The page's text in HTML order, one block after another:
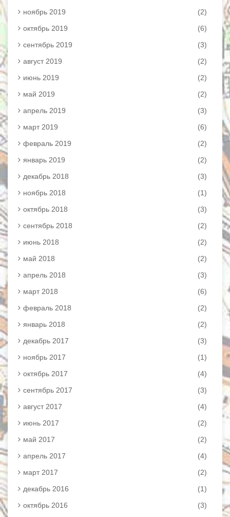
ноябрь 2019
(2)
октябрь 2019
(6)
сентябрь 2019
(3)
август 2019
(2)
июнь 2019
(2)
май 2019
(2)
апрель 2019
(3)
март 2019
(6)
февраль 2019
(2)
январь 2019
(2)
декабрь 2018
(3)
ноябрь 2018
(1)
октябрь 2018
(3)
сентябрь 2018
(2)
июнь 2018
(2)
май 2018
(2)
апрель 2018
(3)
март 2018
(6)
февраль 2018
(2)
январь 2018
(2)
декабрь 2017
(3)
ноябрь 2017
(1)
октябрь 2017
(4)
сентябрь 2017
(3)
август 2017
(4)
июнь 2017
(2)
май 2017
(2)
апрель 2017
(4)
март 2017
(2)
декабрь 2016
(1)
октябрь 2016
(3)